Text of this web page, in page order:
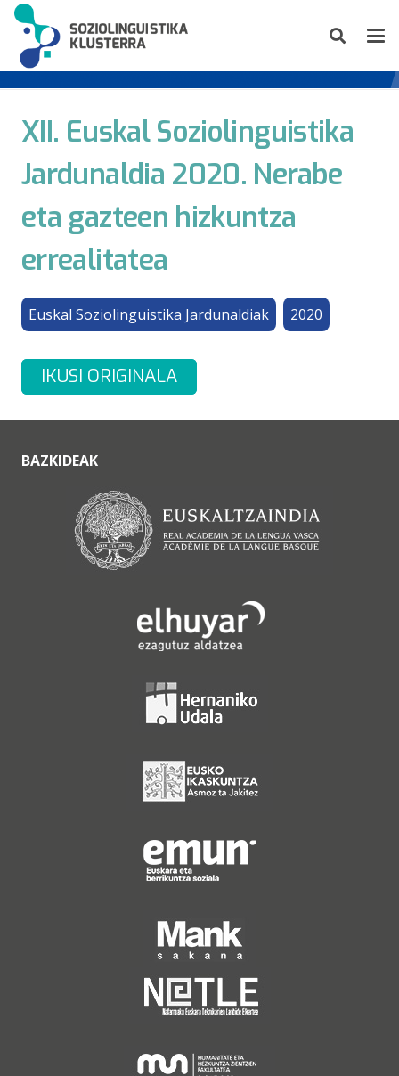
XII. Euskal Soziolinguistika
Jardunaldia 2020. Nerabe
eta gazteen hizkuntza
errealitatea
Euskal Soziolinguistika Jardunaldiak 2020
IKUSI ORIGINALA
BAZKIDEAK